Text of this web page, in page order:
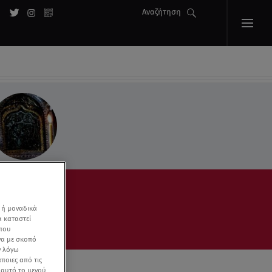
Αναζήτηση
μοναδικά
με σκοπό
λόγω
από τις
αυτό το μενού